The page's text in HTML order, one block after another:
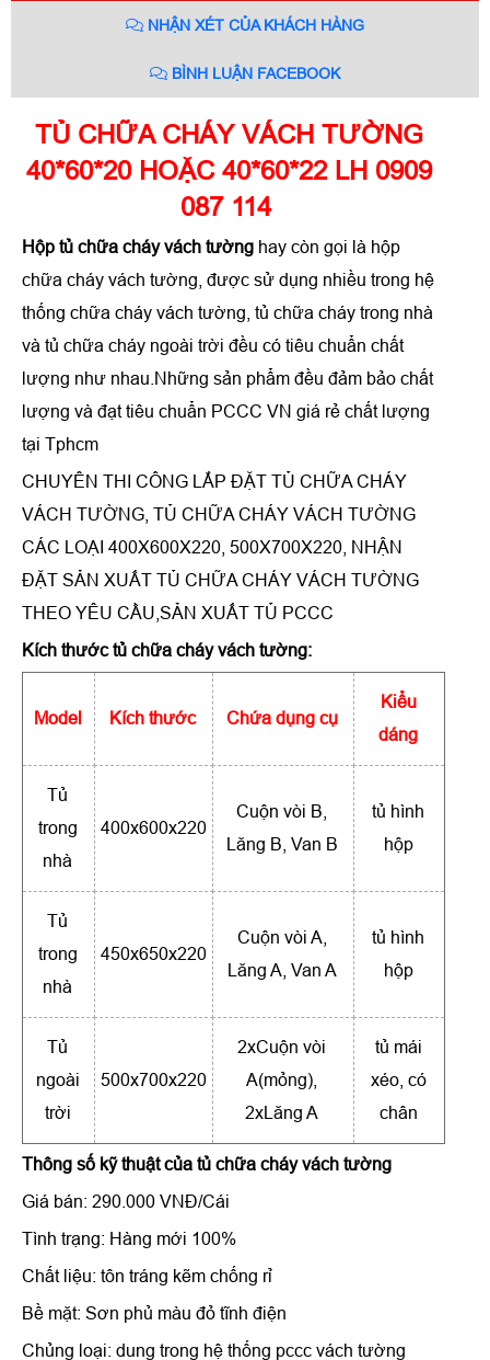
NHẬN XÉT CỦA KHÁCH HÀNG
BÌNH LUẬN FACEBOOK
TỦ CHỮA CHÁY VÁCH TƯỜNG
40*60*20 HOẶC 40*60*22 LH 0909
087 114
Hộp tủ chữa cháy vách tường hay còn gọi là hộp
chữa cháy vách tường, được sử dụng nhiều trong hệ
thống chữa cháy vách tường, tủ chữa cháy trong nhà
và tủ chữa cháy ngoài trời đều có tiêu chuẩn chất
lượng như nhau.Những sản phẩm đều đảm bảo chất
lượng và đạt tiêu chuẩn PCCC VN giá rẻ chất lượng
tại Tphcm
CHUYÊN THI CÔNG LẮP ĐẶT TỦ CHỮA CHÁY
VÁCH TƯỜNG, TỦ CHỮA CHÁY VÁCH TƯỜNG
CÁC LOẠI 400X600X220, 500X700X220, NHẬN
ĐẶT SẢN XUẤT TỦ CHỮA CHÁY VÁCH TƯỜNG
THEO YÊU CẦU,SẢN XUẤT TỦ PCCC
Kích thước tủ chữa cháy vách tường:
Model Kích thước Chứa dụng cụ
Kiểu
dáng
Tủ
trong
nhà
400x600x220
Cuộn vòi B,
Lăng B, Van B
tủ hình
hộp
Tủ
trong
nhà
450x650x220
Cuộn vòi A,
Lăng A, Van A
tủ hình
hộp
Tủ
ngoài
trời
500x700x220
2xCuộn vòi
A(mỏng),
2xLăng A
tủ mái
xéo, có
chân
Thông số kỹ thuật của tủ chữa cháy vách tường
Giá bán: 290.000 VNĐ/Cái
Tình trạng: Hàng mới 100%
Chất liệu: tôn tráng kẽm chống rỉ
Bề mặt: Sơn phủ màu đỏ tĩnh điện
Chủng loại: dung trong hệ thống pccc vách tường